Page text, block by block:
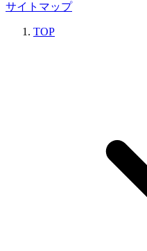
サイトマップ
TOP